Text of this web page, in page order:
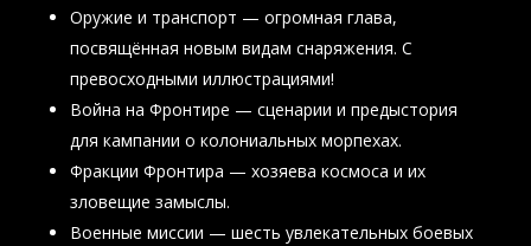
Оружие и транспорт — огромная глава,
посвящённая новым видам снаряжения. С
превосходными иллюстрациями!
Война на Фронтире — сценарии и предыстория
для кампании о колониальных морпехах.
Фракции Фронтира — хозяева космоса и их
зловещие замыслы.
Военные миссии — шесть увлекательных боевых